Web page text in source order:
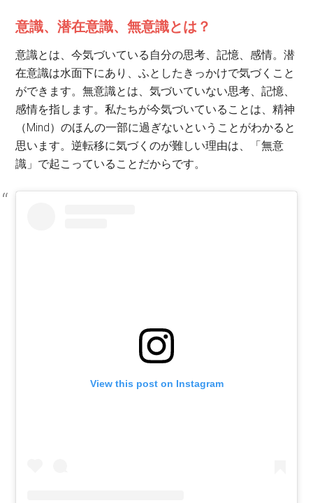
意識、潜在意識、無意識とは？
意識とは、今気づいている自分の思考、記憶、感情。潜
在意識は水面下にあり、ふとしたきっかけで気づくこと
ができます。無意識とは、気づいていない思考、記憶、
感情を指します。私たちが今気づいていることは、精神
（Mind）のほんの一部に過ぎないということがわかると
思います。逆転移に気づくのが難しい理由は、「無意
識」で起こっていることだからです。
View this post on Instagram